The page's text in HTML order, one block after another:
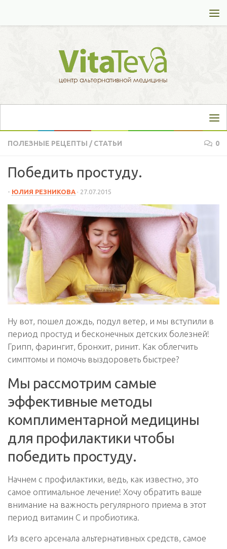
ПОЛЕЗНЫЕ РЕЦЕПТЫ / СТАТЬИ 0
Победить простуду.
- ЮЛИЯ РЕЗНИКОВА · 27.07.2015
Ну вот, пошел дождь, подул ветер, и мы вступили в
период простуд и бесконечных детских болезней!
Грипп, фарингит, бронхит, ринит. Как облегчить
симптомы и помочь выздороветь быстрее?
Мы рассмотрим самые
эффективные методы
комплиментарной медицины
для профилактики чтобы
победить простуду.
Начнем с профилактики, ведь, как известно, это
самое оптимальное лечение! Хочу обратить ваше
внимание на важность регулярного приема в этот
период витамин С и пробиотика.
Из всего арсенала альтернативных средств, самое